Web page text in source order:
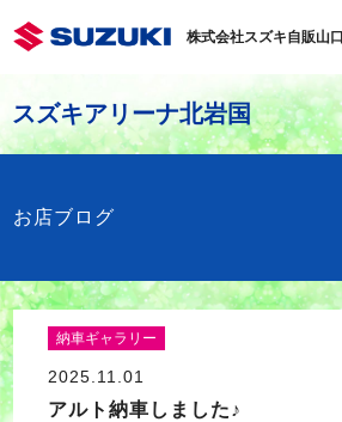
株式会社スズキ自販山口
スズキアリーナ北岩国
お店ブログ
納車ギャラリー
2025.11.01
アルト納車しました♪